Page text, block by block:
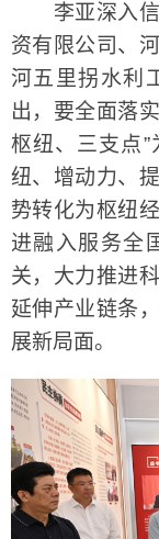
李亚深入信
资有限公司、
河五里拐水利
出，要全面落
枢纽、三支点
纽、增动力、
势转化为枢纽
进融入服务全
关，大力推进
延伸产业链条
展新局面。